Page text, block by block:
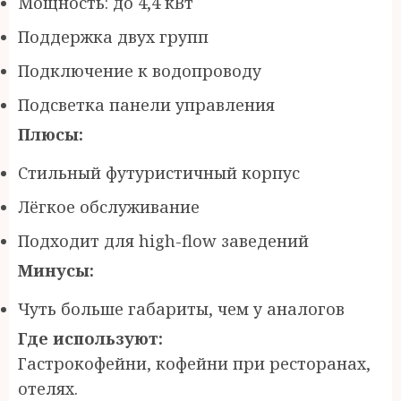
Поддержка двух групп
Подключение к водопроводу
Подсветка панели управления
Плюсы:
Стильный футуристичный корпус
Лёгкое обслуживание
Подходит для high-flow заведений
Минусы:
Чуть больше габариты, чем у аналогов
Где используют:
Гастрокофейни, кофейни при ресторанах,
отелях.